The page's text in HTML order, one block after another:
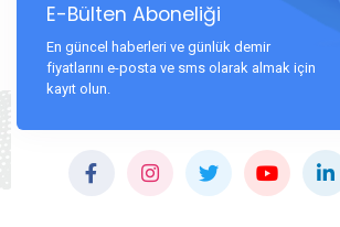
E-Bülten Aboneliği
En güncel haberleri ve günlük demir
fiyatlarını e-posta ve sms olarak almak için
kayıt olun.